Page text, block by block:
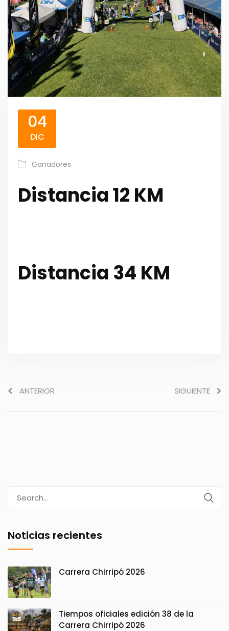
04
DIC
Ganadores
Distancia 12 KM
Distancia 34 KM
ANTERIOR SIGUIENTE
Noticias recientes
Carrera Chirripó 2026
Tiempos oficiales edición 38 de la
Carrera Chirripó 2026